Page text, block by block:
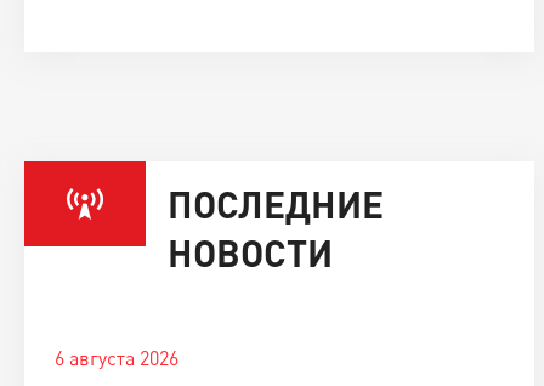
ПОСЛЕДНИЕ
НОВОСТИ
6 августа 2026